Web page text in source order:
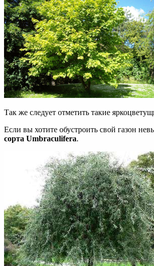
Так же следует отметить такие
Если вы хотите обустроить свой газон
сорта Umbraculifera.